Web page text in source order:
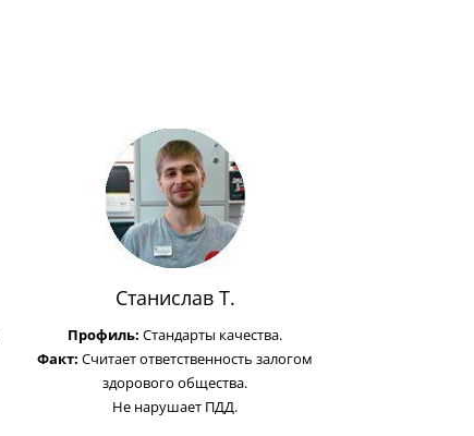
Станислав Т.
Профиль: Стандарты качества.
Факт: Считает ответственность залогом
здорового общества.
Не нарушает ПДД.